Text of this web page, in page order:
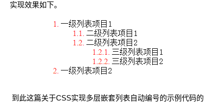
实现效果如下。
到此这篇关于CSS实现多层嵌套列表自动编号的示例代码的